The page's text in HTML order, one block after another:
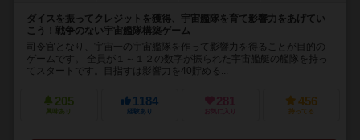
ダイスを振ってクレジットを獲得、宇宙艦隊を育て影響力をあげてい
こう！戦争のない宇宙艦隊構築ゲーム
司令官となり、宇宙一の宇宙艦隊を作って影響力を得ることが目的の
ゲームです。 全員が１～１２の数字が振られた宇宙艦艇の艦隊を持っ
てスタートです。目指すは影響力を40貯める...
205
興味あり
1184
経験あり
281
お気に入り
456
持ってる